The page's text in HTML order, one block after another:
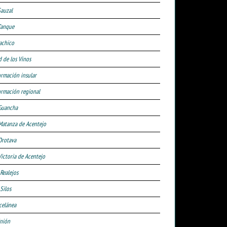
de los Vinos
insular
regional
de Acentejo
de Acentejo